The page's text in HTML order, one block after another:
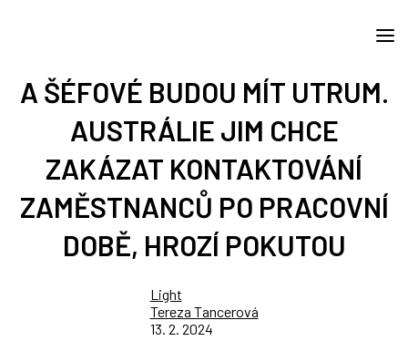
A ŠÉFOVÉ BUDOU MÍT UTRUM.
AUSTRÁLIE JIM CHCE
ZAKÁZAT KONTAKTOVÁNÍ
ZAMĚSTNANCŮ PO PRACOVNÍ
DOBĚ, HROZÍ POKUTOU
Light
Tereza Tancerová
13. 2. 2024